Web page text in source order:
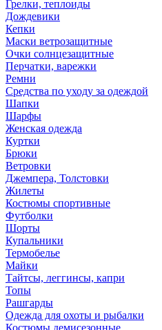
Грелки, теплоиды
Дождевики
Кепки
Маски ветрозащитные
Очки солнцезащитные
Перчатки, варежки
Ремни
Средства по уходу за одеждой
Шапки
Шарфы
Женская одежда
Куртки
Брюки
Ветровки
Джемпера, Толстовки
Жилеты
Костюмы спортивные
Футболки
Шорты
Купальники
Термобелье
Майки
Тайтсы, леггинсы, капри
Топы
Рашгарды
Одежда для охоты и рыбалки
Костюмы демисезонные